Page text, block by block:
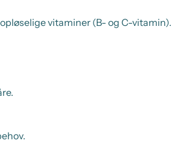
vitaminer (B- og C-vitamin).